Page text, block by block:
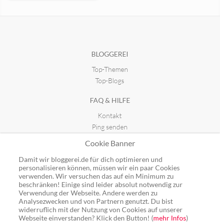
BLOGGEREI
Top-Themen
Top-Blogs
FAQ & HILFE
Kontakt
Ping senden
GUTSCHEINE
Top-Gutscheine
Alle Shops
Cookie Banner
Damit wir bloggerei.de für dich optimieren und
personalisieren können, müssen wir ein paar Cookies
verwenden. Wir versuchen das auf ein Minimum zu
beschränken! Einige sind leider absolut notwendig zur
Verwendung der Webseite. Andere werden zu
Analysezwecken und von Partnern genutzt. Du bist
widerruflich mit der Nutzung von Cookies auf unserer
Webseite einverstanden? Klick den Button! (mehr Infos)